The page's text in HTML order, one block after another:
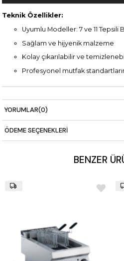
Teknik Özellikler:
Uyumlu Modeller: 7 ve 11 Tepsili
Sağlam ve hijyenik malzeme
Kolay çıkarılabilir ve
Profesyonel mutfak
YORUMLAR(0)
ÖDEME SEÇENEKLERI
BENZER